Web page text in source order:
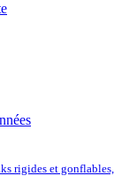
rigides et gonflables,